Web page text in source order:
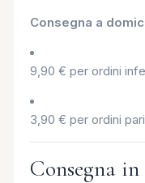
Consegna a
9,90 € per ordini
3,90 € per ordini
Consegna